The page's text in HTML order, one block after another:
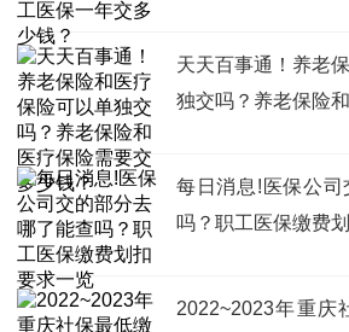
天天百事通！养老
独交吗？养老保险
每日消息!医保公
吗？职工医保缴费
2022~2023年重庆